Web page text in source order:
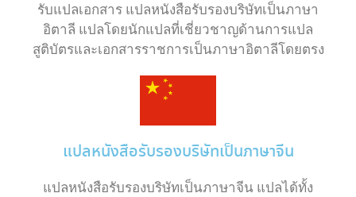
รับแปลเอกสาร แปลหนังสือรับรองบริษัทเป็นภาษา
อิตาลี แปลโดยนักแปลที่เชี่ยวชาญด้านการแปล
สูติบัตรและเอกสารราชการเป็นภาษาอิตาลีโดยตรง
แปลหนังสือรับรองบริษัทเป็นภาษาจีน
แปลหนังสือรับรองบริษัทเป็นภาษาจีน แปลได้ทั้ง